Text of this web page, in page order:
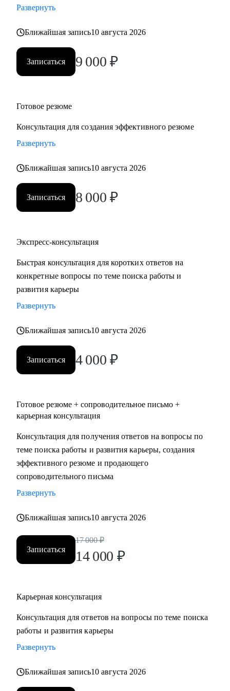
• Учу говорить про деньги, рост и ценность — уверенно и
Работаю индивидуально, с опорой на ваш опыт, ценности
и цели. Через психологическую диагностику, карьерный
коучинг и HR-практики. В удобном темпе, с реальными
результатами
Кому могу помочь:
• Кто устал от «просто работы» и хочет дело по душе
• Кто хочет расти, зарабатывать больше и не выгорать
пути
Основные специализации, с которыми работаю:
• Продажи/торговля
• Медицина/фармацевтика
• Строительство, недвижимость
• Туризм, гостиницы, рестораны
• Искусство, развлечения, массмедиа
• Спортивные клубы, фитнес, салоны красоты
• Административный персонал
Карьера — не марафон, а экосистема. Я помогу вам
выстроить её устойчиво, грамотно и с опорой на себя.
Запишитесь на консультацию — и начните путь к той
жизни, которую вы хотите проживать.
Развернуть
Ближайшая запись10 августа 2026
Записаться 9 000 ₽
Готовое резюме
Консультация для создания эффективного резюме
Развернуть
Ближайшая запись10 августа 2026
Записаться 8 000 ₽
Экспресс-консультация
Быстрая консультация для коротких ответов на
конкретные вопросы по теме поиска работы и
развития карьеры
Развернуть
Ближайшая запись10 августа 2026
Записаться 4 000 ₽
Готовое резюме + сопроводительное письмо +
карьерная консультация
Консультация для получения ответов на вопросы по
теме поиска работы и развития карьеры, создания
эффективного резюме и продающего
сопроводительного письма
Развернуть
Ближайшая запись10 августа 2026
Записаться
17 000 ₽
14 000 ₽
Карьерная консультация
Консультация для ответов на вопросы по теме поиска
работы и развития карьеры
Развернуть
Ближайшая запись10 августа 2026